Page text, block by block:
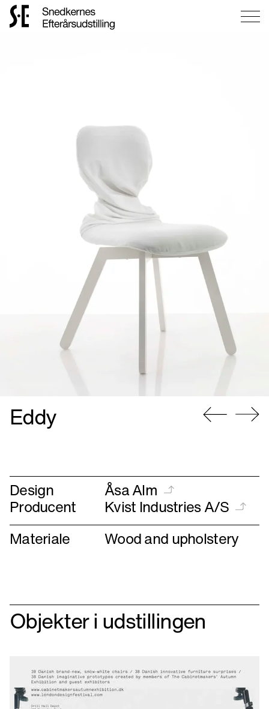
Eddy
Design Åsa Alm
Producent
Kvist Industries A/S
Materiale
Wood and upholstery
Objekter i udstillingen